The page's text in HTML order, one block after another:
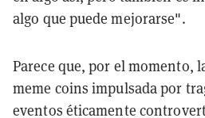
algo que puede mejorarse".
Parece que, por el momento,
meme coins impulsada por
eventos éticamente